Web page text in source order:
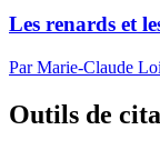
Les renards et
Par Marie-Claude
Outils de